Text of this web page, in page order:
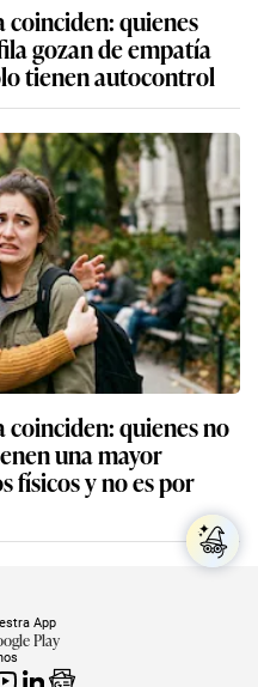
coinciden: quienes
gozan de empatía
tienen autocontrol
coinciden: quienes no
una mayor
físicos y no es por
App
Play